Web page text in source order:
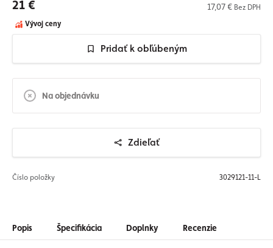
21 € 17,07 € Bez DPH
Vývoj ceny
Pridať k obľúbeným
Na objednávku
Zdieľať
Číslo položky 3029121-11-L
Popis Špecifikácia Doplnky Recenzie